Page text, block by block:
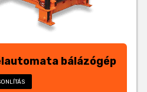
bálázógép